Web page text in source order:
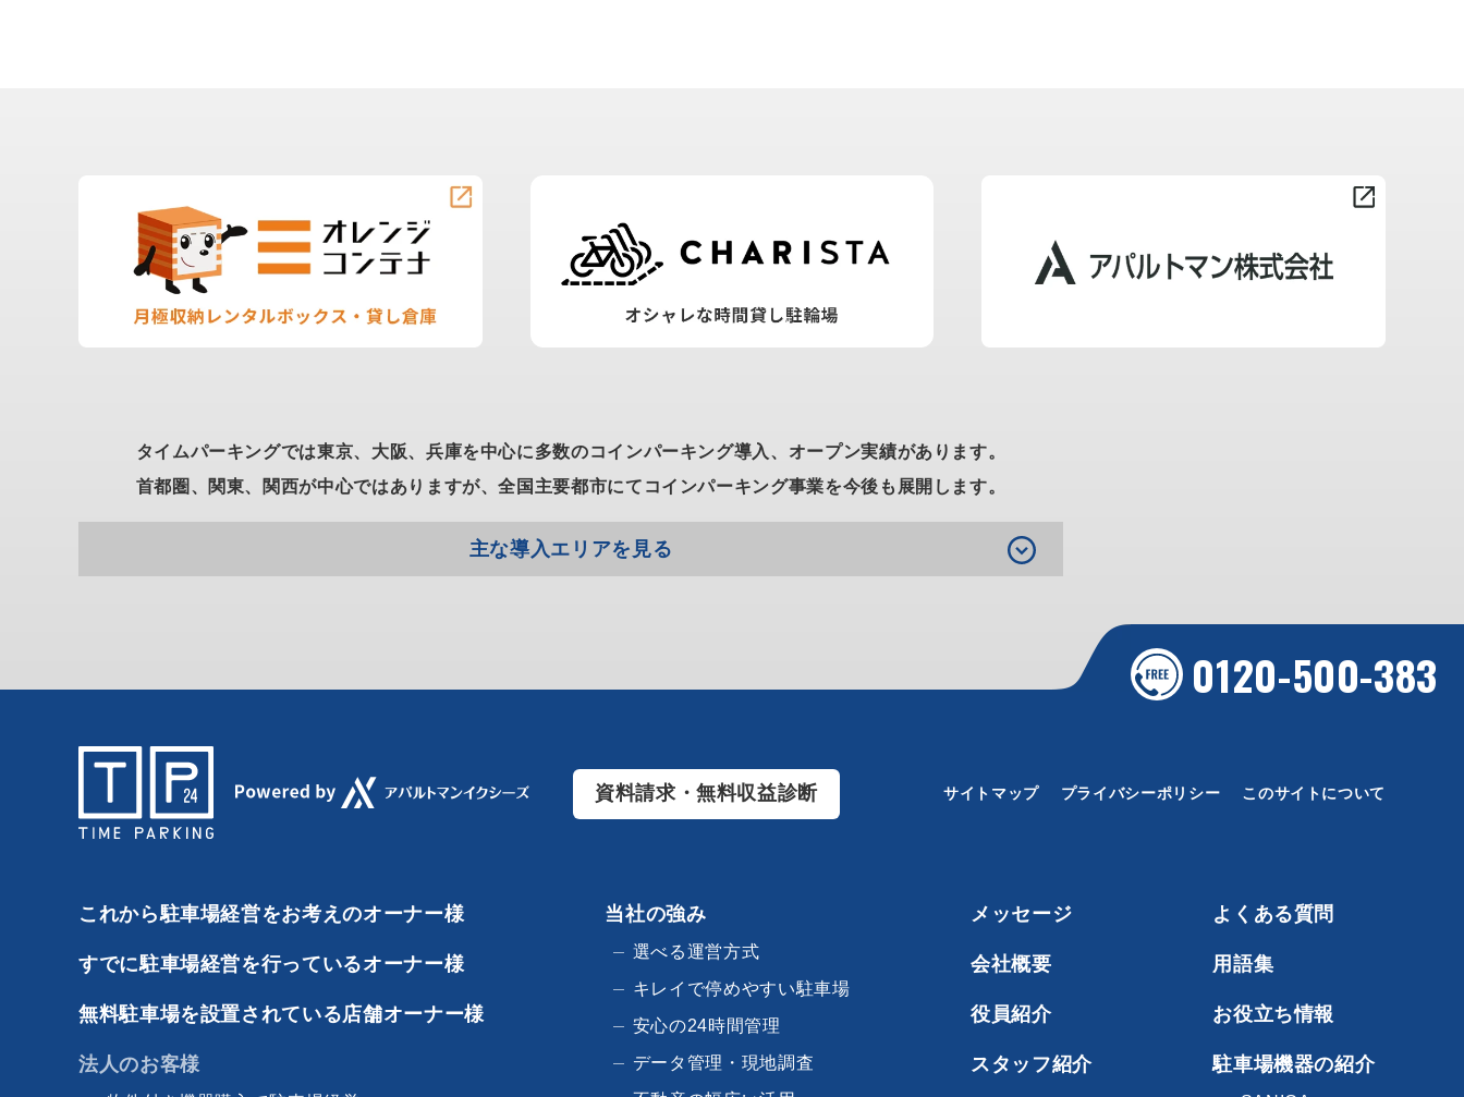
タイムパーキングでは東京、大阪、兵庫を中心に多数のコインパーキング導入、オープン実績があります。
首都圏、関東、関西が中心ではありますが、全国主要都市にてコインパーキング事業を今後も展開します。
主な導入エリアを見る
0120-500-383
資料請求・無料収益診断 サイトマップ プライバシーポリシー このサイトについて
これから駐車場経営をお考えのオーナー様
すでに駐車場経営を行っているオーナー様
無料駐車場を設置されている店舗オーナー様
法人のお客様
当社の強み
選べる運営方式
キレイで停めやすい駐車場
安心の24時間管理
データ管理・現地調査
メッセージ
会社概要
役員紹介
スタッフ紹介
よくある質問
用語集
お役立ち情報
駐車場機器の紹介